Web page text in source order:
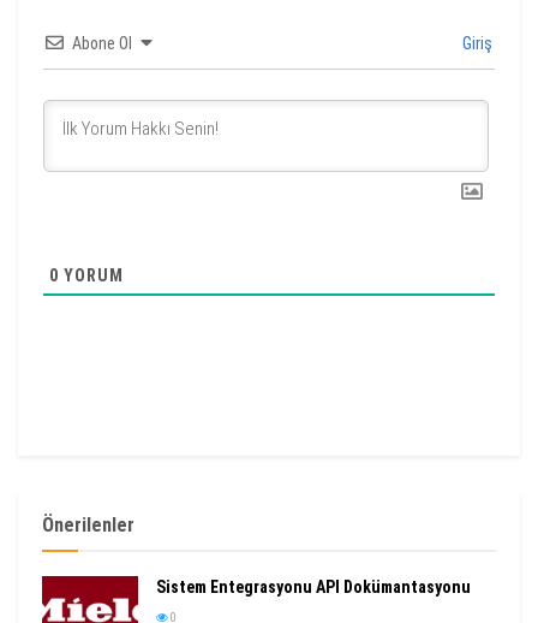
Abone Ol Giriş
0 YORUM
Önerilenler
Sistem Entegrasyonu API Dokümantasyonu
0